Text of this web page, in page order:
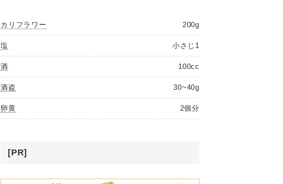
カリフラワー 200g
塩 小さじ1
酒 100cc
酒盗 30~40g
卵黄 2個分
[PR]